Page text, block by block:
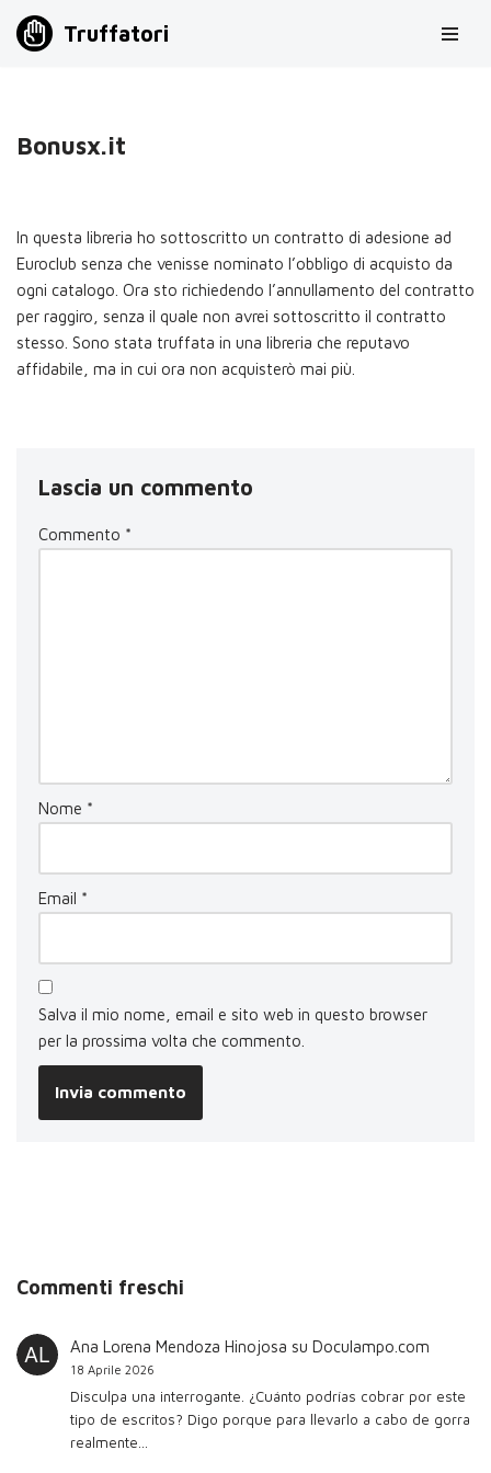
Truffatori
Bonusx.it
In questa libreria ho sottoscritto un contratto di adesione ad
Euroclub senza che venisse nominato l’obbligo di acquisto da
ogni catalogo. Ora sto richiedendo l’annullamento del contratto
per raggiro, senza il quale non avrei sottoscritto il contratto
stesso. Sono stata truffata in una libreria che reputavo
affidabile, ma in cui ora non acquisterò mai più.
Lascia un commento
Commento *
Nome *
Email *
Salva il mio nome, email e sito web in questo browser
per la prossima volta che commento.
Commenti freschi
Ana Lorena Mendoza Hinojosa su Doculampo.com
18 Aprile 2026
Disculpa una interrogante. ¿Cuánto podrías cobrar por este
tipo de escritos? Digo porque para llevarlo a cabo de gorra
realmente…